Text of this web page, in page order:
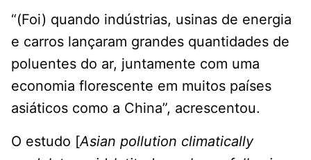
“(Foi) quando indústrias, usinas de energia
e carros lançaram grandes quantidades de
poluentes do ar, juntamente com uma
economia florescente em muitos países
asiáticos como a China”, acrescentou.
O estudo [Asian pollution climatically